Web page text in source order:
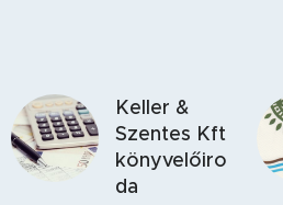
Keller &
Szentes Kft
könyvelőiro
da